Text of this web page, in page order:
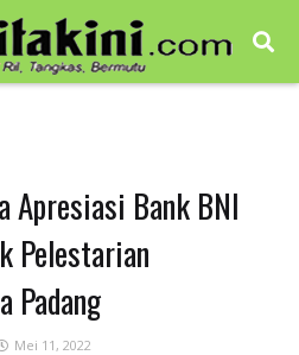
Apresiasi Bank BNI
Pelestarian
Padang
Mei 11, 2022